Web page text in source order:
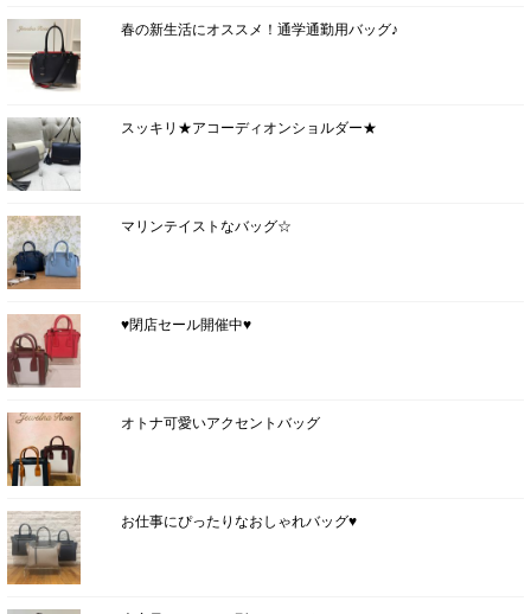
春の新生活にオススメ！通学通勤用バッグ♪
スッキリ★アコーディオンショルダー★
マリンテイストなバッグ☆
♥閉店セール開催中♥
オトナ可愛いアクセントバッグ
お仕事にぴったりなおしゃれバッグ♥